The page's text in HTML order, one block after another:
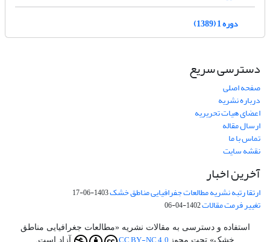
دوره 1 (1389)
دسترسی سریع
صفحه اصلی
درباره نشریه
اعضای هیات تحریریه
ارسال مقاله
تماس با ما
نقشه سایت
آخرین اخبار
ارتقا رتبه نشریه مطالعات جفرافیایی مناطق خشک1403-06-17
تغییر فرمت مقالات1402-04-06
استفاده و دسترسی به مقالات نشریه «مطالعات جغرافیایی مناطق
خشک» تحت مجوز
آزاد است.